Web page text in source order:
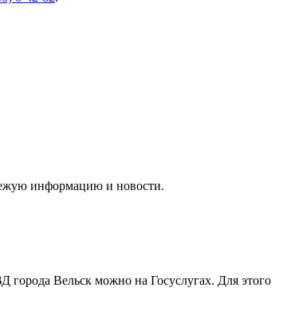
информацию и новости.
города Вельск можно на Госуслугах. Для этого